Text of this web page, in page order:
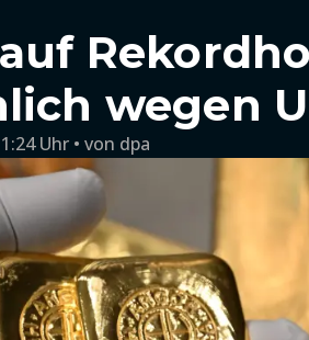
wegen
Uhr von dpa